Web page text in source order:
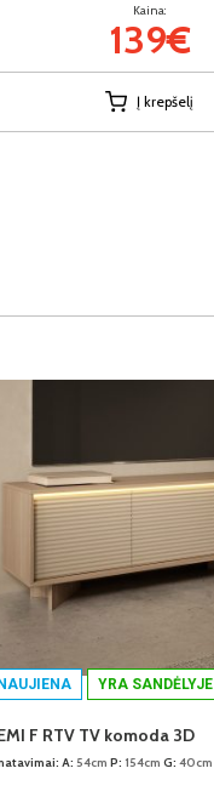
Kaina:
139€
Į krepšelį
YRA SANDĖLYJE
F RTV TV komoda 3D
A: 54cm P: 154cm G: 40cm